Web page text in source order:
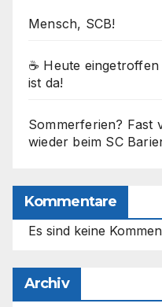
Mensch, SCB!
☕ Heute
ist da!
Sommerferien? Fast
wieder beim SC
Kommentare
Es sind keine
Archiv